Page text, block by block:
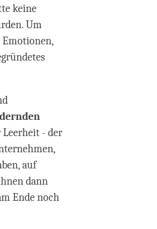
keine
Um
Emotionen,
Leerheit - der
auf
dann
Ende noch